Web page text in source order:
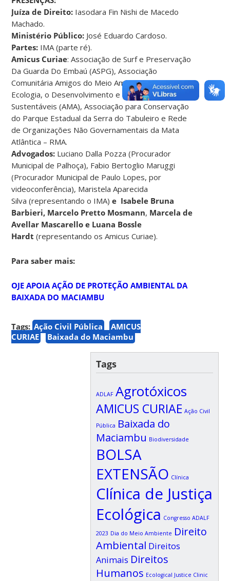
Juíza de Direito: Iasodara Fin Nishi de Macedo
Machado.
Ministério Público: José Eduardo Cardoso.
Partes: IMA (parte ré).
Amicus Curiae: Associação de Surf e Preservação
Da Guarda Do Embaú (ASPG), Associação
Comunitária Amigos do Meio Ambiente para a
Ecologia, o Desenvolvimento e o Turismo
Sustentáveis (AMA), Associação para Conservação
do Parque Estadual da Serra do Tabuleiro e Rede
de Organizações Não Governamentais da Mata
Atlântica – RMA.
Advogados: Luciano Dalla Pozza (Procurador
Municipal de Palhoça), Fabio Bertoglio Maruggi
(Procurador Municipal de Paulo Lopes, por
videoconferência), Maristela Aparecida
Silva (representando o IMA)e Isabele Bruna
Barbieri, Marcelo Pretto Mosmann, Marcela de
Avellar Mascarello e Luana Bossle
Hardt(representando os Amicus Curiae).
Para saber mais:
OJE APOIA AÇÃO DE PROTEÇÃO AMBIENTAL DA
BAIXADA DO MACIAMBU
Tags: Ação Civil Pública
AMICUS
CURIAE
Baixada do Maciambu
Tags
ADLAF Agrotóxicos
AMICUS CURIAE Ação Civil
Pública Baixada do
Maciambu Biodiversidade
BOLSA
EXTENSÃO Clínica
Clínica de Justiça
Ecológica Congresso ADALF
2023 Dia do Meio Ambiente Direito
Ambiental Direitos
Animais Direitos
Humanos Ecological Justice Clinic